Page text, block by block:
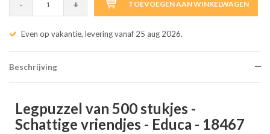
- + TOEVOEGEN AAN WINKELWAGEN
Even op vakantie, levering vanaf 25 aug 2026.
Beschrijving
Legpuzzel van 500 stukjes -
Schattige vriendjes - Educa - 18467